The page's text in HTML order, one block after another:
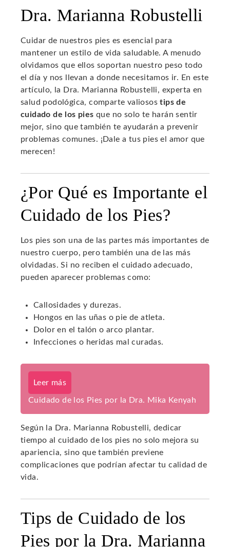
Dra. Marianna Robustelli
Cuidar de nuestros pies es esencial para
mantener un estilo de vida saludable. A menudo
olvidamos que ellos soportan nuestro peso todo
el día y nos llevan a donde necesitamos ir. En este
artículo, la Dra. Marianna Robustelli, experta en
salud podológica, comparte valiosostips de
cuidado de los pies que no solo te harán sentir
mejor, sino que también te ayudarán a prevenir
problemas comunes. ¡Dale a tus pies el amor que
merecen!
¿Por Qué es Importante el
Cuidado de los Pies?
Los pies son una de las partes más importantes de
nuestro cuerpo, pero también una de las más
olvidadas. Si no reciben el cuidado adecuado,
pueden aparecer problemas como:
Callosidades y durezas.
Hongos en las uñas o pie de atleta.
Dolor en el talón o arco plantar.
Infecciones o heridas mal curadas.
Leer más
Cuidado de los Pies por la Dra. Mika Kenyah
Según la Dra. Marianna Robustelli, dedicar
tiempo al cuidado de los pies no solo mejora su
apariencia, sino que también previene
complicaciones que podrían afectar tu calidad de
vida.
Tips de Cuidado de los
Pies por la Dra. Marianna